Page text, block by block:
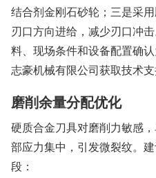
结合剂金刚石砂轮；三是采
刃口方向进给，减少刃口冲
料、现场条件和设备配置确
志豪机械有限公司获取技术支
磨削余量分配优化
硬质合金刀具对磨削力敏感
部应力集中，引发微裂纹。
段：